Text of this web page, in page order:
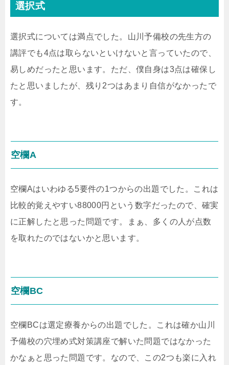
選択式
選択式については満点でした。山川予備校の先生方の
講評でも4点は取らないといけないと言っていたので、
易しめだったと思います。ただ、僕自身は3点は確保し
たと思いましたが、残り2つはあまり自信がなかったで
す。
空欄A
空欄Aはいわゆる5要件の1つからの出題でした。これは
比較的覚えやすい88000円という数字だったので、確実
に正解したと思った問題です。まぁ、多くの人が点数
を取れたのではないかと思います。
空欄BC
空欄BCは選定療養からの出題でした。これは確か山川
予備校の穴埋め式対策講座で解いた問題ではなかった
かなぁと思った問題です。なので、この2つも楽に入れ